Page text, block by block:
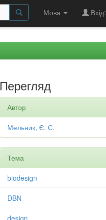
Мова Вхід:
Перегляд
Автор
Мельник, Є. С.
Тема
biodesign
DBN
design